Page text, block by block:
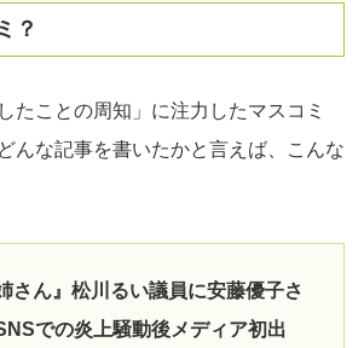
？
たことの周知」に注力したマスコミ
んな記事を書いたかと言えば、こんな
さん』松川るい議員に安藤優子さ
での炎上騒動後メディア初出